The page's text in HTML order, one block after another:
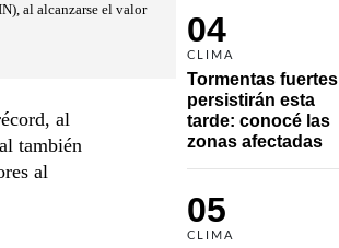
04
CLIMA
Tormentas fuertes
persistirán esta
tarde: conocé las
zonas afectadas
05
CLIMA
al alcanzarse el valor
al
también
al